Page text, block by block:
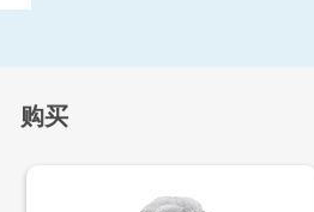
购买